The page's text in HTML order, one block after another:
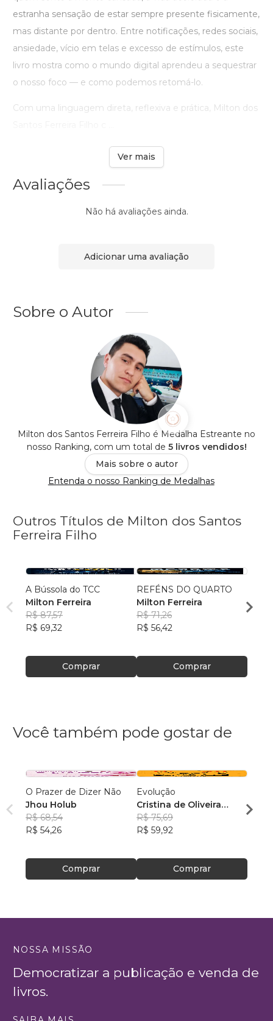
estranha sensação de estar sempre presente fisicamente,
mas distante por dentro. Entre notificações, redes sociais,
ansiedade, vício em telas e excesso de estímulos, este
livro mostra como o mundo digital aprendeu a sequestrar
o nosso foco — e como podemos retomá-lo.
Com uma linguagem direta, reflexiva e prática, Milton dos
Ver mais
Avaliações
Não há avaliações ainda.
Adicionar uma avaliação
Sobre o Autor
Milton dos Santos Ferreira Filho é Medalha Estreante no
nosso Ranking, com um total de 5 livros vendidos!
Mais sobre o autor
Entenda o nosso Ranking de Medalhas
Outros Títulos de Milton dos Santos
Ferreira Filho
A Bússola do TCC
Milton Ferreira
R$ 87,57
R$ 69,32
Comprar
REFÉNS DO QUARTO
Milton Ferreira
R$ 71,26
R$ 56,42
Comprar
Você também pode gostar de
O Prazer de Dizer Não
Jhou Holub
R$ 68,54
R$ 54,26
Comprar
Evolução
Cristina de Oliveira
Leopoldino Rodrigues
R$ 75,69
R$ 59,92
Comprar
NOSSA MISSÃO
Democratizar a publicação e venda de
livros.